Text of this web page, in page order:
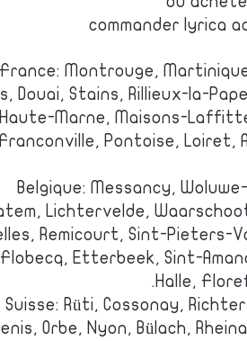
commander lyrica
France: Montrouge,
Douai, Stains, Rillieux-la-
Haute-Marne, Maisons-
Pontoise, Loiret,
Belgique: Messancy,
Lichtervelde,
Remicourt, Sint-Pieters-
Flobecq, Etterbeek, Sint-
Halle,
Suisse: Rüti, Cossonay,
Orbe, Nyon, Bülach,